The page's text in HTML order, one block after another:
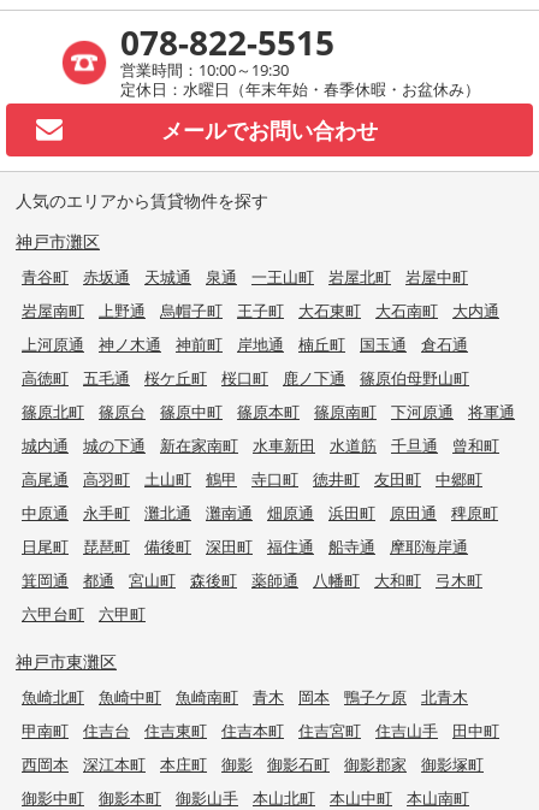
078-822-5515
営業時間：10:00～19:30
定休日：水曜日（年末年始・春季休暇・お盆休み）
メールでお問い合わせ
人気のエリアから賃貸物件を探す
神戸市灘区
青谷町 赤坂通 天城通 泉通 一王山町 岩屋北町
岩屋中町
岩屋南町
上野通 烏帽子町 王子町 大石東町 大石南町
大内通
上河原通
神ノ木通 神前町 岸地通 楠丘町 国玉通
倉石通
高徳町
五毛通 桜ケ丘町 桜口町 鹿ノ下通
篠原伯母野山町
篠原北町
篠原台 篠原中町 篠原本町 篠原南町 下河原通
将軍通
城内通
城の下通 新在家南町 水車新田 水道筋 千旦通
曾和町
高尾通
高羽町 土山町 鶴甲 寺口町 徳井町 友田町
中郷町
中原通
永手町 灘北通 灘南通 畑原通 浜田町 原田通
稗原町
日尾町
琵琶町 備後町 深田町 福住通 船寺通
摩耶海岸通
箕岡通
都通 宮山町 森後町 薬師通 八幡町 大和町
弓木町
六甲台町
六甲町
神戸市東灘区
魚崎北町 魚崎中町 魚崎南町 青木 岡本 鴨子ケ原
北青木
甲南町
住吉台 住吉東町 住吉本町 住吉宮町 住吉山手
田中町
西岡本
深江本町 本庄町 御影 御影石町 御影郡家
御影塚町
御影中町
御影本町 御影山手 本山北町 本山中町
本山南町